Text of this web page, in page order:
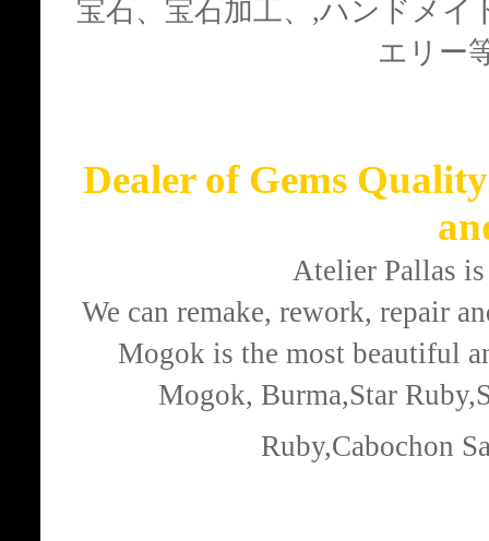
宝石、宝石加工、,ハンドメ
エリー
Dealer of Gems
Atelier Pallas
We can remake, rework, repair
Mogok is the most beautiful
Mogok, Burma,Star
Ruby,Cabochon